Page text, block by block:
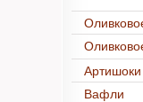
Артишоки
Вафли